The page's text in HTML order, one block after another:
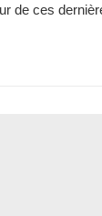
de ces